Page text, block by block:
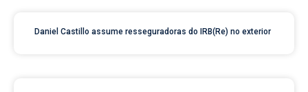
Daniel Castillo assume resseguradoras do IRB(Re) no exterior